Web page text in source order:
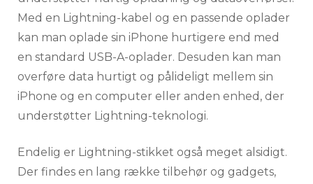
Med en Lightning-kabel og en passende oplader
kan man oplade sin iPhone hurtigere end med
en standard USB-A-oplader. Desuden kan man
overføre data hurtigt og pålideligt mellem sin
iPhone og en computer eller anden enhed, der
understøtter Lightning-teknologi.
Endelig er Lightning-stikket også meget alsidigt.
Der findes en lang række tilbehør og gadgets,